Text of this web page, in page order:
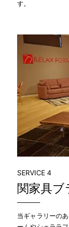
す。
関家具ブ
SERVICE 4
当ギャラリーの